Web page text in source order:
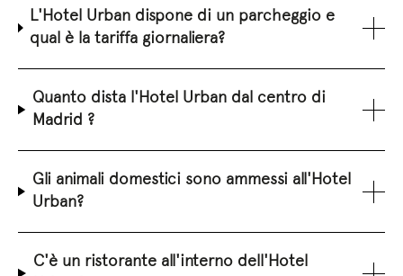
L'Hotel Urban dispone di un parcheggio e
qual è la tariffa giornaliera?
Quanto dista l'Hotel Urban dal centro di
Madrid ?
Gli animali domestici sono ammessi all'Hotel
Urban?
C'è un ristorante all'interno dell'Hotel